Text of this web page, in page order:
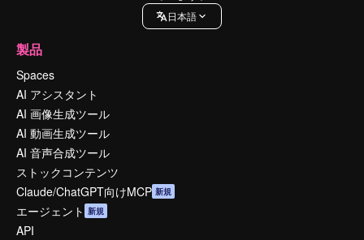
日本語
製品
Spaces
AI アシスタント
AI 画像生成ツール
AI 動画生成ツール
AI 音声合成ツール
ストックコンテンツ
Claude/ChatGPT向けMCP 新規
エージェント 新規
API